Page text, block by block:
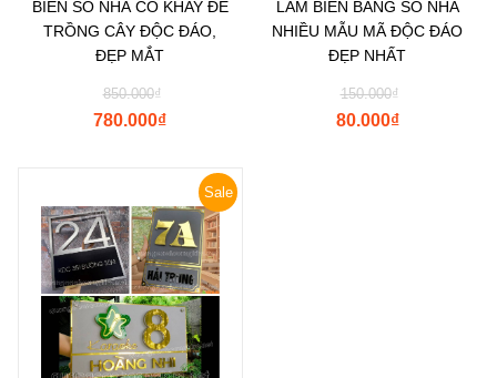
BIỂN SỐ NHÀ CÓ KHAY ĐỂ
TRỒNG CÂY ĐỘC ĐÁO,
ĐẸP MẮT
₫
850.000
₫
780.000
LÀM BIỂN BẢNG SỐ NHÀ
NHIỀU MẪU MÃ ĐỘC ĐÁO
ĐẸP NHẤT
₫
150.000
₫
80.000
Sale